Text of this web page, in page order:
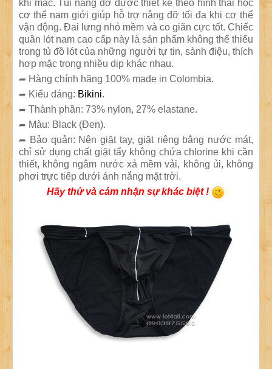
khi mặc. Túi nâng đỡ được thiết kế theo hình thái học
cơ thể nam giới giúp hỗ trợ nâng đỡ tối đa khi cơ thể
vận động. Đai lưng nhỏ mềm và co giãn cực tốt. Chiếc
quần lót nam cao cấp này là sản phẩm không thể thiếu
trong tủ đồ lót của những người tự tin, sành điệu, thích
hợp mặc trong nhiều dịp khác nhau.
➦ Hàng chính hãng 100% made in Colombia.
➦ Kiểu dáng: Bikini.
➦ Thành phần: 73% nylon, 27% elastane.
➦ Màu: Black (Đen).
➦ Bảo quản: Nên giặt tay, giặt riêng bằng nước mát,
chỉ sử dụng chất giặt tẩy không chứa chlorine khi cần
thiết, không ngâm nước xả mềm vải, không ủi, không
phơi trực tiếp dưới ánh nắng mặt trời.
Hãy thử và cảm nhận sự khác biệt !